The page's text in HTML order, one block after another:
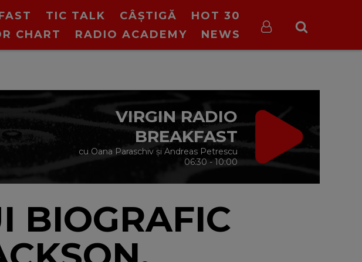
TIC TALK CÂȘTIGĂ
HOT 30
CHART
RADIO ACADEMY NEWS
VIRGIN RADIO
BREAKFAST
cu Oana Paraschiv și Andreas Petrescu
06:30 - 10:00
BIOGRAFIC